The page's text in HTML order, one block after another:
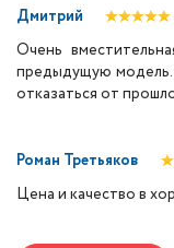
Дмитрий
Очень
предыдущую
отказаться от
Роман Третьяков
Цена и качество в